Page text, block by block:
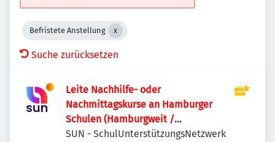
Befristete Anstellung
Suche zurücksetzen
Leite Nachhilfe- oder
Nachmittagskurse an Hamburger
Schulen (Hamburgweit /
Honorartätigkeit, ca. €23 / 45 Min.)
SUN - SchulUnterstützungsNetzwerk